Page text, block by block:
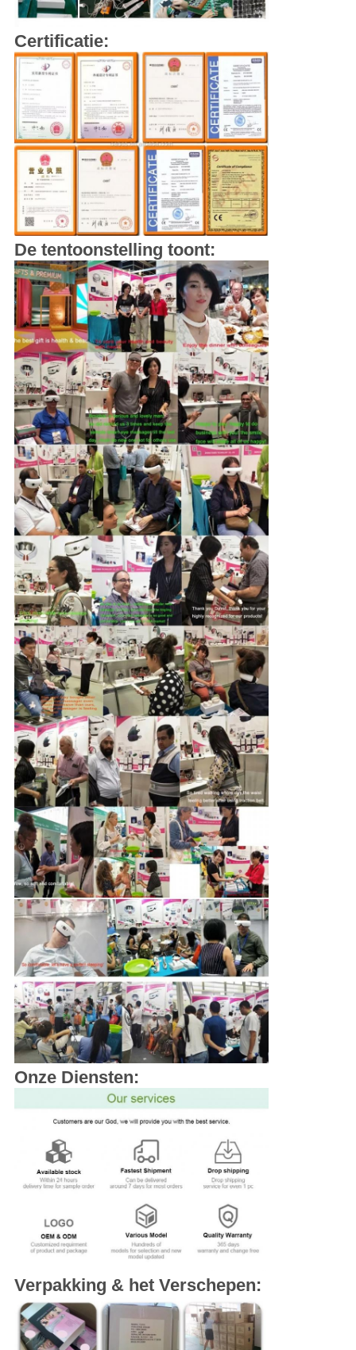
Certificatie:
De tentoonstelling toont:
Onze Diensten:
Verpakking & het Verschepen: